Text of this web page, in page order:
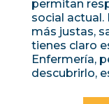
permitan
social actual.
más justas,
tienes claro
Enfermería,
descubrirlo,